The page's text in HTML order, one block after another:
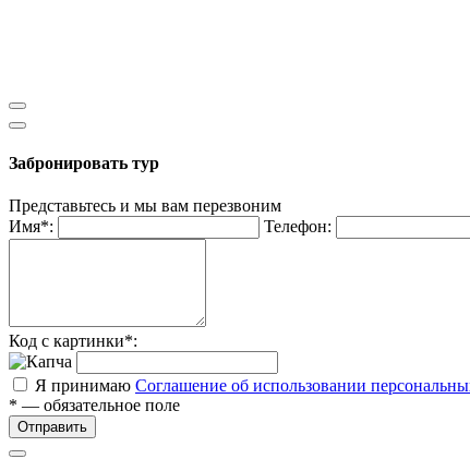
Забронировать тур
Представьтесь и мы вам перезвоним
Имя*:
Телефон:
Код с картинки*:
Я принимаю Соглашение об использовании
* — обязательное поле
Отправить